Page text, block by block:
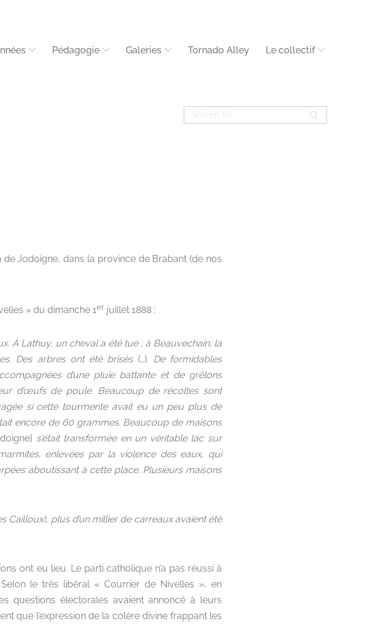
Pédagogie Galeries Tornado Alley Le collectif
Jodoigne, dans la province de Brabant (de nos
» du dimanche 1er juillet 1888 :
À Lathuy, un cheval a été tué ; à Beauvechain, la
Des arbres ont été brisés (…). De formidables
d’une pluie battante et de grêlons
d’œufs de poule. Beaucoup de récoltes sont
si cette tourmente avait eu un peu plus de
encore de 60 grammes. Beaucoup de maisons
s’était transformée en un véritable lac sur
enlevées par la violence des eaux, qui
aboutissant à cette place. Plusieurs maisons
Cailloux), plus d’un millier de carreaux avaient été
ont eu lieu. Le parti catholique n’a pas réussi à
le très libéral « Courrier de Nivelles », en
questions électorales avaient annoncé à leurs
que l’expression de la colère divine frappant les